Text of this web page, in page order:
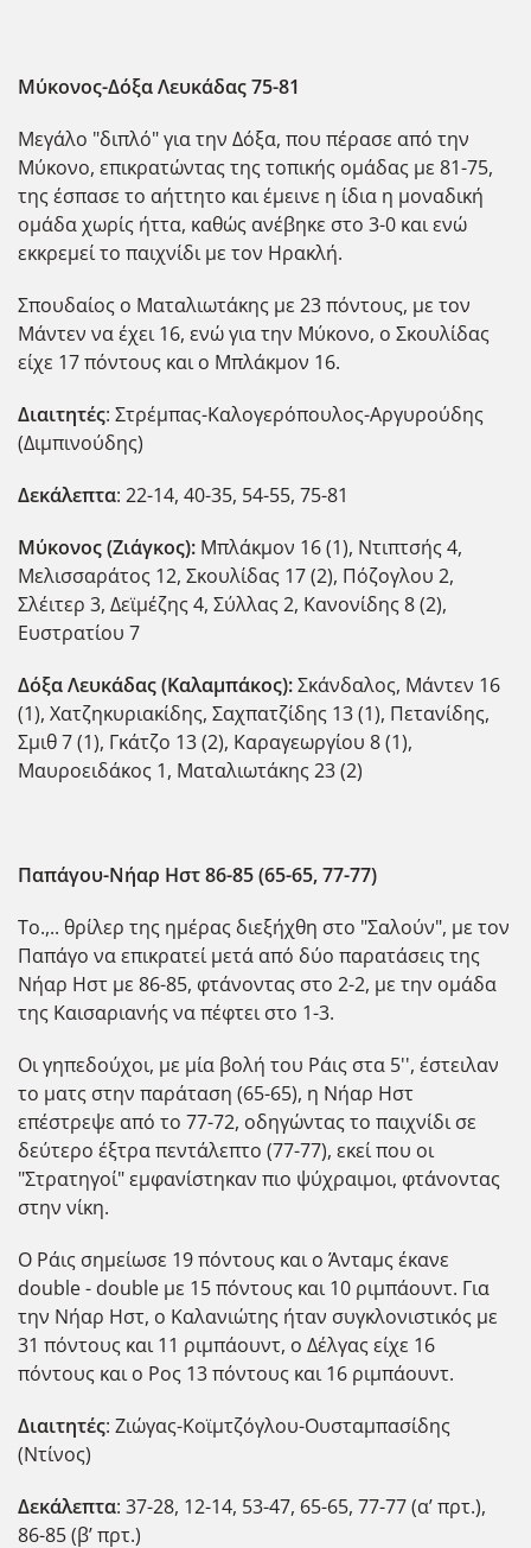
Μύκονος-Δόξα Λευκάδας 75-81
Μεγάλο "διπλό" για την Δόξα, που πέρασε από την
Μύκονο, επικρατώντας της τοπικής ομάδας με 81-75,
της έσπασε το αήττητο και έμεινε η ίδια η μοναδική
ομάδα χωρίς ήττα, καθώς ανέβηκε στο 3-0 και ενώ
εκκρεμεί το παιχνίδι με τον Ηρακλή.
Σπουδαίος ο Ματαλιωτάκης με 23 πόντους, με τον
Μάντεν να έχει 16, ενώ για την Μύκονο, ο Σκουλίδας
είχε 17 πόντους και ο Μπλάκμον 16.
Διαιτητές: Στρέμπας-Καλογερόπουλος-Αργυρούδης
(Διμπινούδης)
Δεκάλεπτα: 22-14, 40-35, 54-55, 75-81
Μύκονος (Ζιάγκος): Μπλάκμον 16 (1), Ντιπτσής 4,
Μελισσαράτος 12, Σκουλίδας 17 (2), Πόζογλου 2,
Σλέιτερ 3, Δεϊμέζης 4, Σύλλας 2, Κανονίδης 8 (2),
Ευστρατίου 7
Δόξα Λευκάδας (Καλαμπάκος):Σκάνδαλος, Μάντεν 16
(1), Χατζηκυριακίδης, Σαχπατζίδης 13 (1), Πετανίδης,
Σμιθ 7 (1), Γκάτζο 13 (2), Καραγεωργίου 8 (1),
Μαυροειδάκος 1, Ματαλιωτάκης 23 (2)
Παπάγου-Νήαρ Ηστ 86-85 (65-65, 77-77)
Το.,.. θρίλερ της ημέρας διεξήχθη στο "Σαλούν", με τον
Παπάγο να επικρατεί μετά από δύο παρατάσεις της
Νήαρ Ηστ με 86-85, φτάνοντας στο 2-2, με την ομάδα
της Καισαριανής να πέφτει στο 1-3.
Οι γηπεδούχοι, με μία βολή του Ράις στα 5'', έστειλαν
το ματς στην παράταση (65-65), η Νήαρ Ηστ
επέστρεψε από το 77-72, οδηγώντας το παιχνίδι σε
δεύτερο έξτρα πεντάλεπτο (77-77), εκεί που οι
"Στρατηγοί" εμφανίστηκαν πιο ψύχραιμοι, φτάνοντας
στην νίκη.
Ο Ράις σημείωσε 19 πόντους και ο Άνταμς έκανε
double - double με 15 πόντους και 10 ριμπάουντ. Για
την Νήαρ Ηστ, ο Καλανιώτης ήταν συγκλονιστικός με
31 πόντους και 11 ριμπάουντ, ο Δέλγας είχε 16
πόντους και ο Ρος 13 πόντους και 16 ριμπάουντ.
Διαιτητές: Ζιώγας-Κοϊμτζόγλου-Ουσταμπασίδης
(Ντίνος)
Δεκάλεπτα: 37-28, 12-14, 53-47, 65-65, 77-77 (α’ πρτ.),
86-85 (β’ πρτ.)